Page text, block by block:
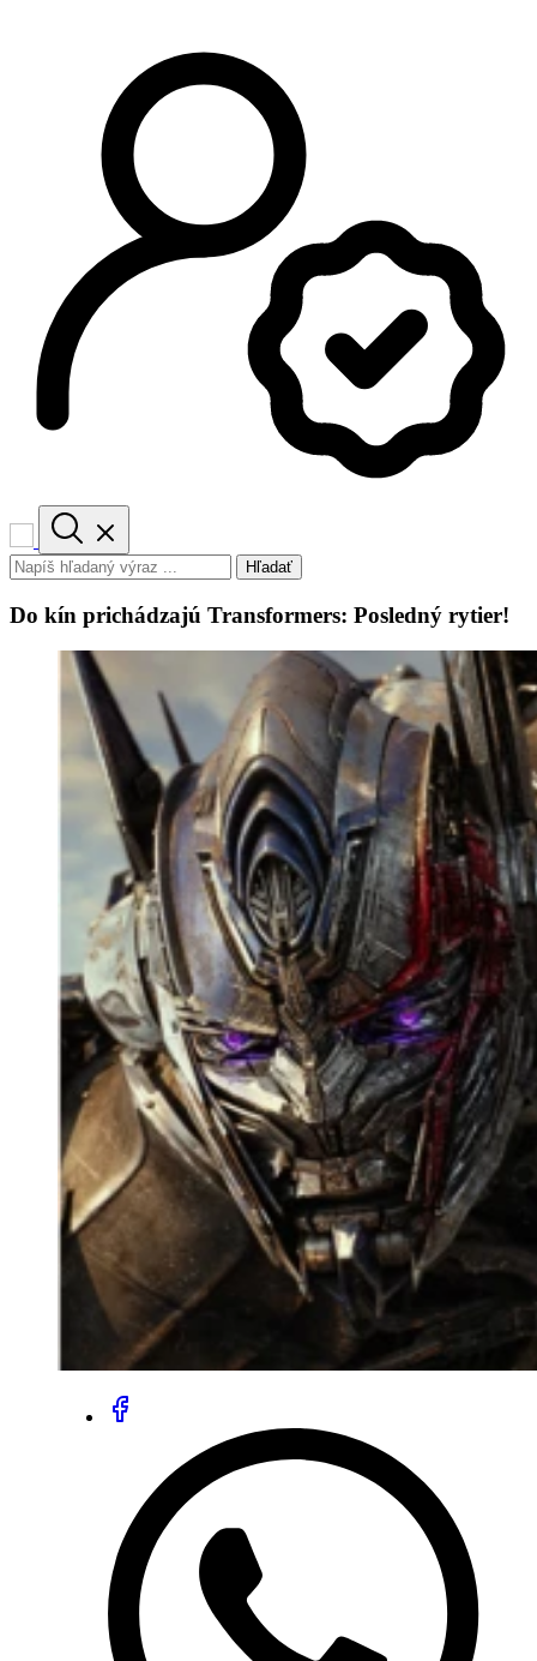
Hľadať
Do kín prichádzajú Transformers: Posledný rytier!